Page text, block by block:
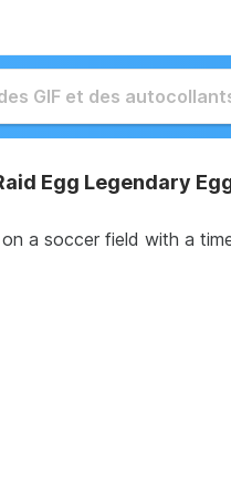
Egg Legendary